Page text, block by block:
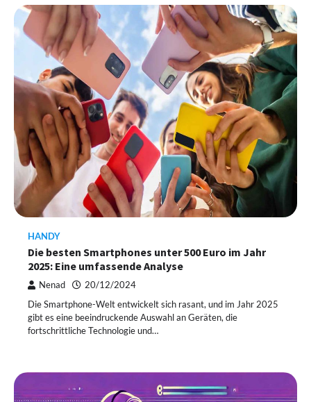
HANDY
Die besten Smartphones unter 500 Euro im Jahr
2025: Eine umfassende Analyse
Nenad 20/12/2024
Die Smartphone-Welt entwickelt sich rasant, und im Jahr 2025
gibt es eine beeindruckende Auswahl an Geräten, die
fortschrittliche Technologie und…